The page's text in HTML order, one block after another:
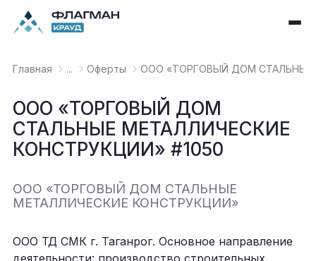
Главная ... Оферты OOO «ТОРГОВЫЙ ДОМ СТАЛЬНЫЕ
OOO «ТОРГОВЫЙ ДОМ
СТАЛЬНЫЕ МЕТАЛЛИЧЕСКИЕ
КОНСТРУКЦИИ» #1050
OOO «ТОРГОВЫЙ ДОМ СТАЛЬНЫЕ
МЕТАЛЛИЧЕСКИЕ КОНСТРУКЦИИ»
ООО ТД СМК г. Таганрог. Основное направление
деятельности: производство строительных